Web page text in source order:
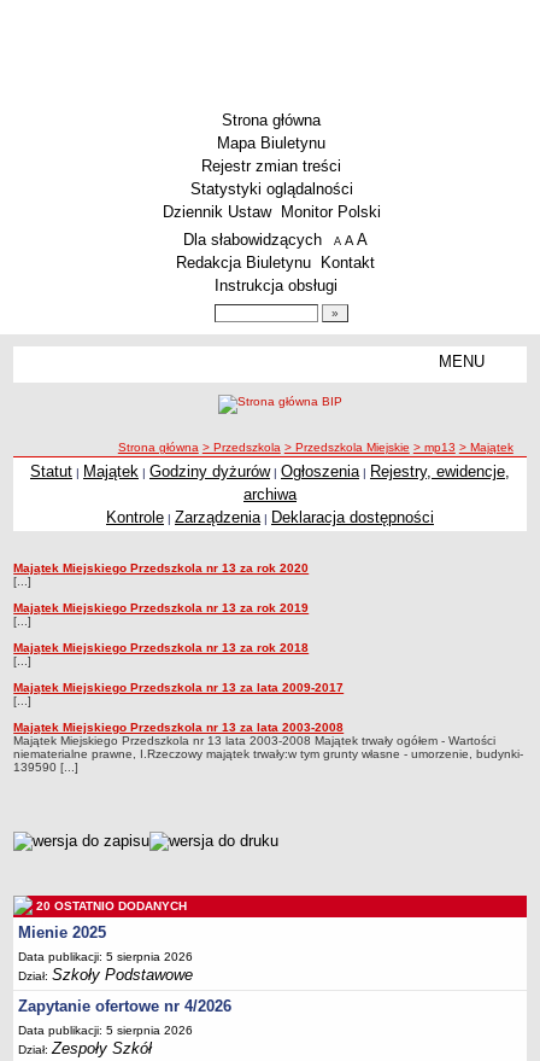
Strona główna
Mapa Biuletynu
Rejestr zmian treści
Statystyki oglądalności
Dziennik Ustaw
Monitor Polski
Menu dodatkowe
Dla słabowidzących A pomniejsz czcionkę
A standardowy rozmiar czcionki
A
Redakcja Biuletynu
Kontakt
Instrukcja obsługi
MENU
Zespoły Szkół
Techniczne Zakłady Naukowe
Przedszkola Miejskie
Zlikwidowane gimnazja
Przekształcone szkoły i placówki
Wielofunkcyjna Placówka
Specjalny Ośrodek nr 1
Specjalny Ośrodek nr 5
Statut
Godziny dyżurów
Zarządzenia
Kontrole
Rejestry, ewidencje, archiwa
ścieżka nawigacji
Strona główna > Przedszkola > Przedszkola Miejskie > mp13 > Majątek
Majątek
Statut | Majątek | Godziny dyżurów| Ogłoszenia | Rejestry, ewidencje,
archiwa
Kontrole | Zarządzenia | Deklaracja dostępności
Majątek
Majątek Miejskiego Przedszkola nr 13 za rok 2020
[...]
Majątek Miejskiego Przedszkola nr 13 za rok 2019
[...]
Majątek Miejskiego Przedszkola nr 13 za rok 2018
[...]
Majątek Miejskiego Przedszkola nr 13 za lata 2009-2017
[...]
Majątek Miejskiego Przedszkola nr 13 za lata 2003-2008
Majątek Miejskiego Przedszkola nr 13 lata 2003-2008 Majątek trwały ogółem - Wartości
niematerialne prawne, I.Rzeczowy majątek trwały:w tym grunty własne - umorzenie, budynki-
139590 [...]
metryczka
20 OSTATNIO DODANYCH
Mienie 2025
Data publikacji: 5 sierpnia 2026
Dział:Szkoły Podstawowe
Zapytanie ofertowe nr 4/2026
Data publikacji: 5 sierpnia 2026
Dział:Zespoły Szkół